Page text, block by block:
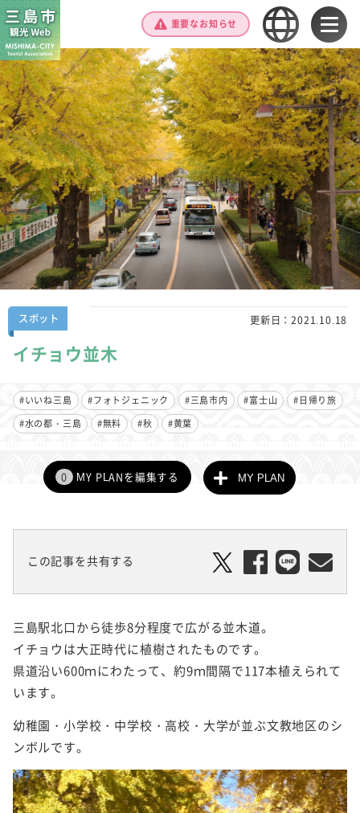
重要なお知らせ
スポット 更新日：2021.10.18
イチョウ並木
#いいね三島 #フォトジェニック #三島市内 #富士山
#日帰り旅
#水の都・三島
#無料 #秋 #黄葉
MY PLAN
0 MY PLANを編集する
この記事を共有する
三島駅北口から徒歩8分程度で広がる並木道。
イチョウは大正時代に植樹されたものです。
県道沿い600ｍにわたって、約9ｍ間隔で117本植えられて
います。
幼稚園・小学校・中学校・高校・大学が並ぶ文教地区のシ
ンボルです。